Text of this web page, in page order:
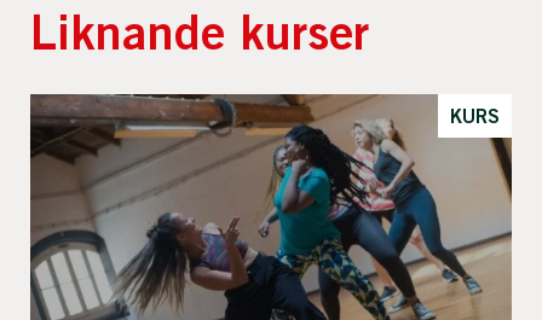
Liknande kurser
KURS